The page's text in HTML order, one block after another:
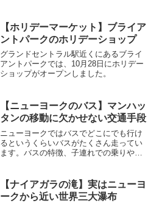
ます。アメリカ自...
【ホリデーマーケット】ブライア
ントパークのホリデーショップ
グランドセントラル駅近くにあるブライ
アントパークでは、10月28日にホリデー
ショップがオープンしました。
【ニューヨークのバス】マンハッ
タンの移動に欠かせない交通手段
ニューヨークではバスでどこにでも行け
るというくらいバスがたくさん走ってい
ます。バスの特徴、子連れでの乗りやす
【ナイアガラの滝】実はニューヨ
ークから近い世界三大瀑布